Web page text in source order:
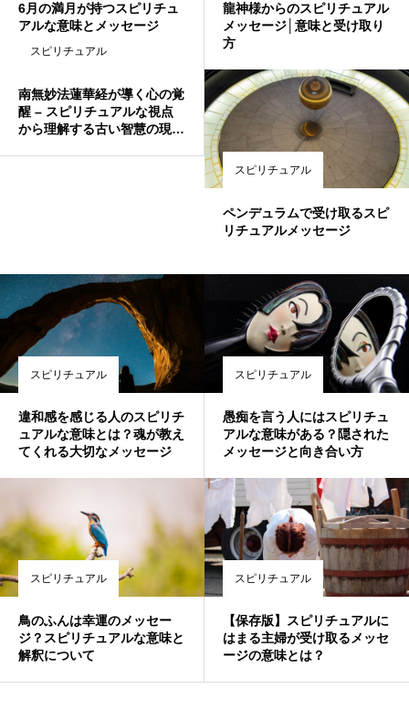
6月の満月が持つスピリチュ
アルな意味とメッセージ
龍神様からのスピリチュアル
メッセージ│意味と受け取り
方
スピリチュアル
南無妙法蓮華経が導く心の覚
醒 – スピリチュアルな視点
から理解する古い智慧の現代
スピリチュアル
ペンデュラムで受け取るスピ
リチュアルメッセージ
スピリチュアル
違和感を感じる人のスピリチ
ュアルな意味とは？魂が教え
てくれる大切なメッセージ
スピリチュアル
愚痴を言う人にはスピリチュ
アルな意味がある？隠された
メッセージと向き合い方
スピリチュアル
鳥のふんは幸運のメッセー
ジ？スピリチュアルな意味と
解釈について
スピリチュアル
【保存版】スピリチュアルに
はまる主婦が受け取るメッセ
ージの意味とは？